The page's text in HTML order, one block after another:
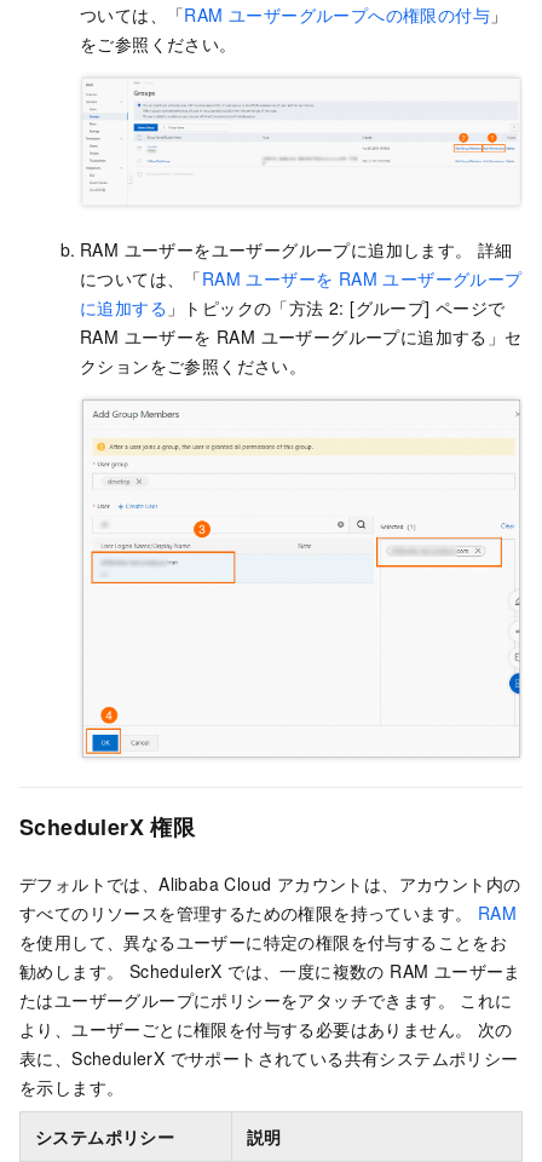
ついては、「RAM ユーザーグループへの権限の付与 」
をご参照ください。
RAM ユーザーをユーザーグループに追加します。 詳細
については、「RAM ユーザーを RAM ユーザーグループ
に追加する 」トピックの「方法 2: [グループ] ページで
RAM ユーザーを RAM ユーザーグループに追加する」セ
クションをご参照ください。
SchedulerX 権限
デフォルトでは、Alibaba Cloud アカウントは、アカウント内の
すべてのリソースを管理するための権限を持っています。 RAM
を使用して、異なるユーザーに特定の権限を付与することをお
勧めします。 SchedulerX では、一度に複数の RAM ユーザーま
たはユーザーグループにポリシーをアタッチできます。 これに
より、ユーザーごとに権限を付与する必要はありません。 次の
表に、SchedulerX でサポートされている共有システムポリシー
を示します。
システムポリシー 説明